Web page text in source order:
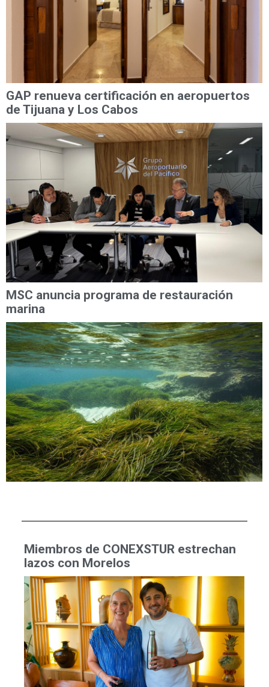
GAP renueva certificación en aeropuertos
de Tijuana y Los Cabos
MSC anuncia programa de restauración
marina
Miembros de CONEXSTUR estrechan
lazos con Morelos